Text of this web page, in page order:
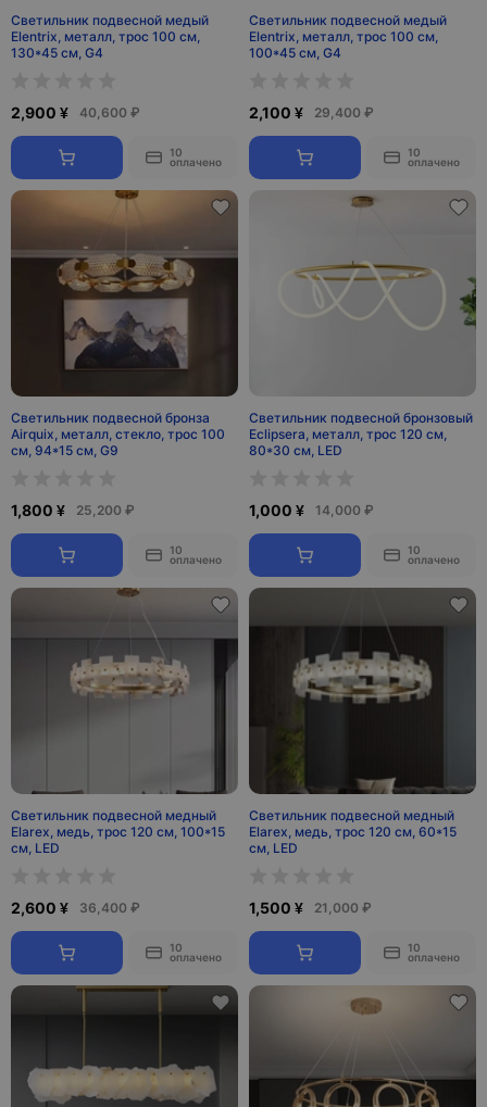
Светильник подвесной медый
Elentrix, металл, трос 100 см,
130*45 см, G4
2,900 ¥ 40,600 ₽
10
оплачено
Светильник подвесной медый
Elentrix, металл, трос 100 см,
100*45 см, G4
2,100 ¥ 29,400 ₽
10
оплачено
Светильник подвесной бронза
Airquix, металл, стекло, трос 100
см, 94*15 см, G9
1,800 ¥ 25,200 ₽
10
оплачено
Светильник подвесной бронзовый
Eclipsera, металл, трос 120 см,
80*30 см, LED
1,000 ¥ 14,000 ₽
10
оплачено
Светильник подвесной медный
Elarex, медь, трос 120 см, 100*15
см, LED
2,600 ¥ 36,400 ₽
10
оплачено
Светильник подвесной медный
Elarex, медь, трос 120 см, 60*15
см, LED
1,500 ¥ 21,000 ₽
10
оплачено